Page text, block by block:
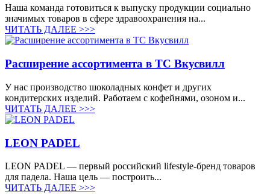
Наша команда готовиться к выпуску продукции социально
значимых товаров в сфере здравоохранения на...
ЧИТАТЬ ДАЛЕЕ >>>
Расширение ассортимента в ТС Вкусвилл
У нас производство шоколадных конфет и других
кондитерских изделий. Работаем с кофейнями, озоном и...
ЧИТАТЬ ДАЛЕЕ >>>
LEON PADEL
LEON PADEL — первый российский lifestyle-бренд товаров
для падела. Наша цель — построить...
ЧИТАТЬ ДАЛЕЕ >>>